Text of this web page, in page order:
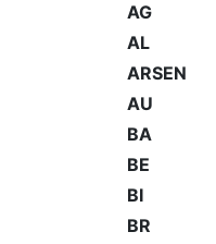
AG
AL
ARSEN
AU
BA
BE
BI
BR